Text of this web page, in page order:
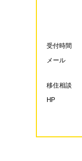
受付時間
メール
移住相談
HP